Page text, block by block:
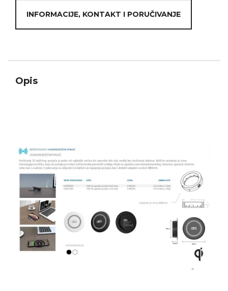
INFORMACIJE, KONTAKT I PORUČIVANJE
Opis